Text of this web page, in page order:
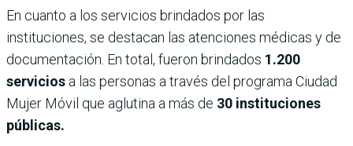
En cuanto a los servicios brindados por las
instituciones, se destacan las atenciones médicas y de
documentación. En total, fueron brindados 1.200
servicios a las personas a través del programa Ciudad
Mujer Móvil que aglutina a más de 30 instituciones
públicas.